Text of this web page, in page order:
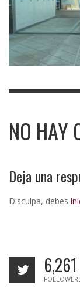
NO HAY
Deja una
Disculpa, debes
6,261